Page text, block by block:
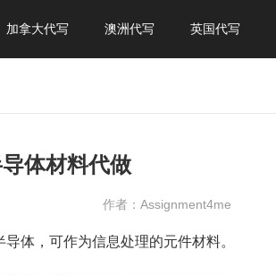
加拿大代写 澳洲代写 英国代写
体材料代做
作者：Assignment4me
体，可作为信息处理的元件材料。